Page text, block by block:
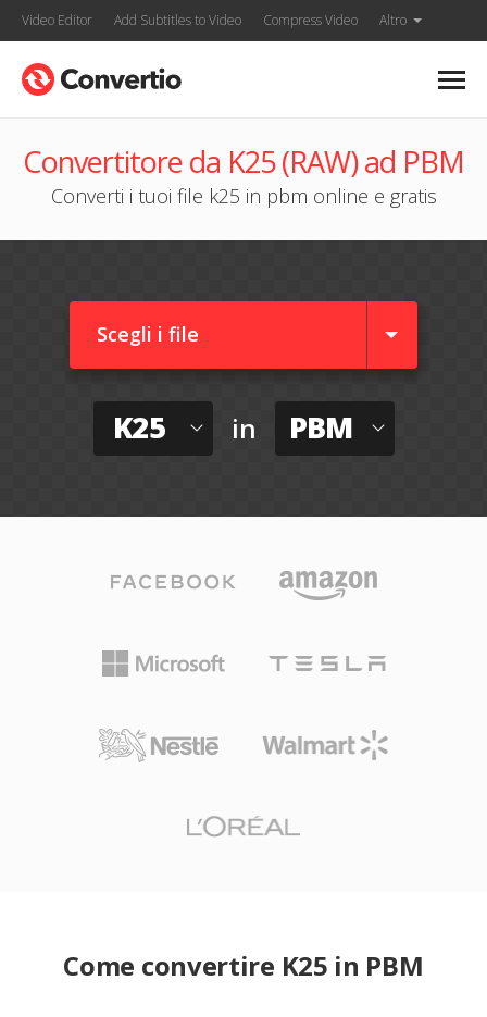
Video Editor Add Subtitles to Video Compress Video Altro
Convertitore da K25 (RAW) ad PBM
Converti i tuoi file k25 in pbm online e gratis
Scegli i file
K25 in PBM
Come convertire K25 in PBM